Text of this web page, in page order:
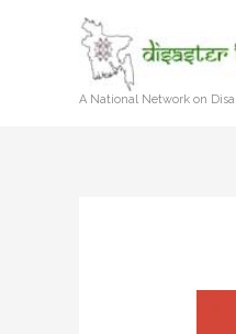
A National Network on